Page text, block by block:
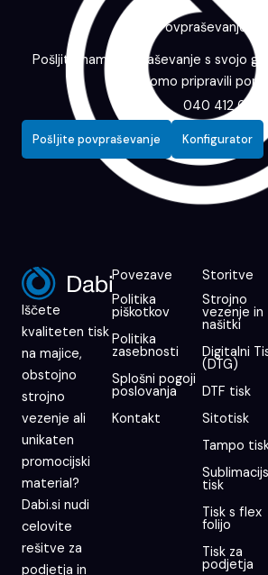
Povpraševanje
Pošljite nam povpraševanje s svojo
vam bomo pripravili
040 412 643
Pošljite povpraševanje Konfigurator
Iščete
kvaliteten tisk
na majice,
obstojno
strojno
vezenje ali
unikaten
promocijski
material?
Dabi.si nudi
celovite
rešitve za
podjetja in
Povezave
Politika
piškotkov
Politika
zasebnosti
Splošni pogoji
poslovanja
Kontakt
Storitve
Strojno
vezenje in
našitki
Digitalni
(DTG)
DTF tisk
Sitotisk
Tampo
tisk
Tisk s flex
folijo
Tisk za
podjetja